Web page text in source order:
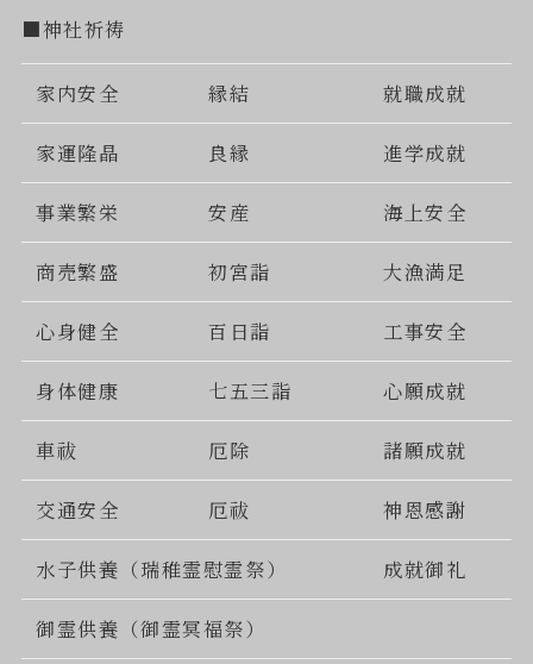
■神社祈祷
家内安全 縁結 就職成就
家運隆晶 良縁 進学成就
事業繁栄 安産 海上安全
商売繁盛 初宮詣 大漁満足
心身健全 百日詣 工事安全
身体健康 七五三詣 心願成就
車祓 厄除 諸願成就
交通安全 厄祓 神恩感謝
水子供養（瑞稚霊慰霊祭） 成就御礼
御霊供養（御霊冥福祭）